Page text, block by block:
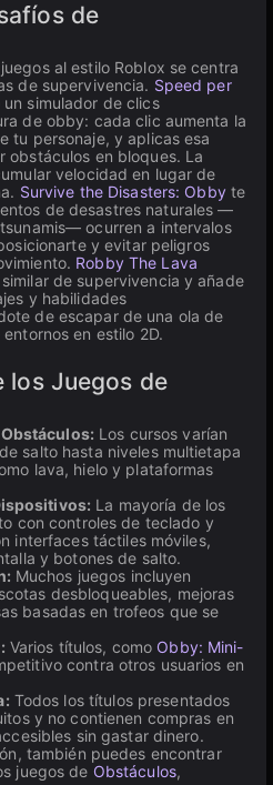
de
al estilo Roblox se centra
de supervivencia. Speed per
simulador de clics
de obby: cada clic aumenta la
tu personaje, y aplicas esa
obstáculos en bloques. La
velocidad en lugar de
Survive the Disasters: Obbyte
de desastres naturales —
ocurren a intervalos
y evitar peligros
Robby The Lava
de supervivencia y añade
y habilidades
de escapar de una ola de
en estilo 2D.
los Juegos de
Los cursos varían
salto hasta niveles multietapa
lava, hielo y plataformas
La mayoría de los
con controles de teclado y
interfaces táctiles móviles,
y botones de salto.
Muchos juegos incluyen
desbloqueables, mejoras
basadas en trofeos que se
Varios títulos, como Obby: Mini-
contra otros usuarios en
Todos los títulos presentados
y no contienen compras en
sin gastar dinero.
también puedes encontrar
juegos de Obstáculos,